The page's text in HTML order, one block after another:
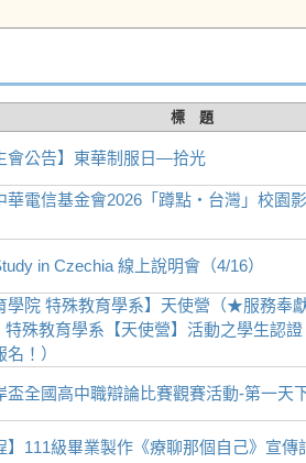
標 題
會公告】東華制服日—拾光
華電信基金會2026「蹲點‧台灣」校園
in Czechia 線上說明會（4/16）
學院 特殊教育學系】天使營（★服務奉
特殊教育學系【天使營】活動之學生認
！）
盃全國高中職辯論比賽觀賽活動-第一天
】111級畢業製作《療聊那個自己》宣